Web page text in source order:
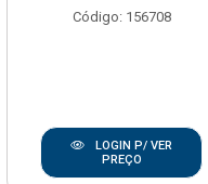
Código: 156708
LOGIN P/ VER
PREÇO